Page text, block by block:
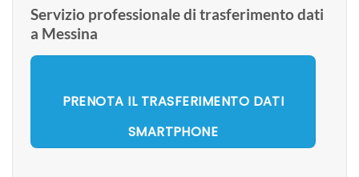
Servizio professionale di trasferimento dati
a Messina
PRENOTA IL TRASFERIMENTO DATI
SMARTPHONE